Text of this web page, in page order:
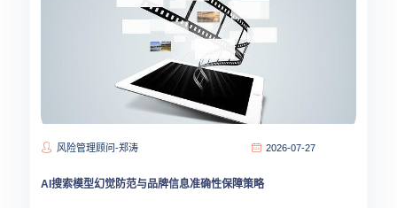
风险管理顾问-郑涛 2026-07-27
AI搜索模型幻觉防范与品牌信息准确性保障策略